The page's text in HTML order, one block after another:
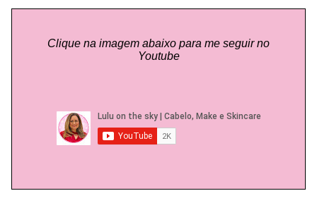
Clique na imagem abaixo para me seguir no
Youtube